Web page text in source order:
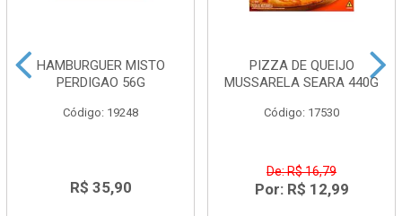
HAMBURGUER MISTO
PERDIGAO 56G
Código: 19248
R$ 35,90
PIZZA DE QUEIJO
MUSSARELA SEARA 440G
Código: 17530
De: R$ 16,79
Por: R$ 12,99